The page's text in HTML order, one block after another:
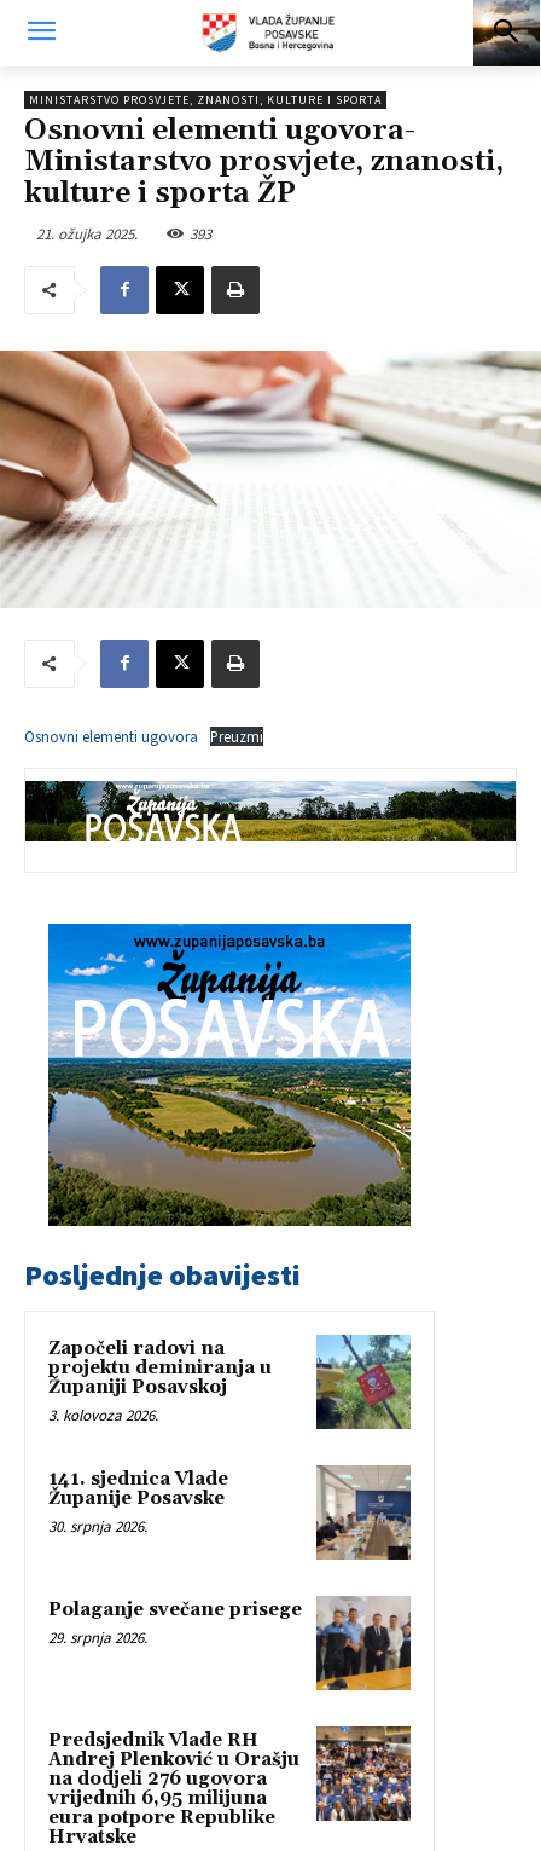
MINISTARSTVO PROSVJETE, ZNANOSTI, KULTURE I SPORTA
Osnovni elementi ugovora-
Ministarstvo prosvjete, znanosti,
kulture i sporta ŽP
21. ožujka 2025. 393
Osnovni elementi ugovora Preuzmi
Posljednje obavijesti
Započeli radovi na
projektu deminiranja u
Županiji Posavskoj
3. kolovoza 2026.
141. sjednica Vlade
Županije Posavske
30. srpnja 2026.
Polaganje svečane prisege
29. srpnja 2026.
Predsjednik Vlade RH
Andrej Plenković u Orašju
na dodjeli 276 ugovora
vrijednih 6,95 milijuna
eura potpore Republike
Hrvatske